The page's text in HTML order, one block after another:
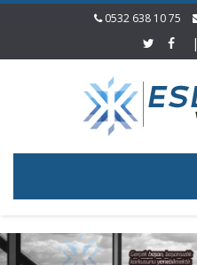
0532 638 10 75
|